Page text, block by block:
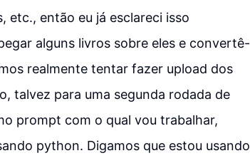
etc., então eu já esclareci isso
alguns livros sobre eles e convertê-
realmente tentar fazer upload dos
talvez para uma segunda rodada de
prompt com o qual vou trabalhar,
python. Digamos que estou usando